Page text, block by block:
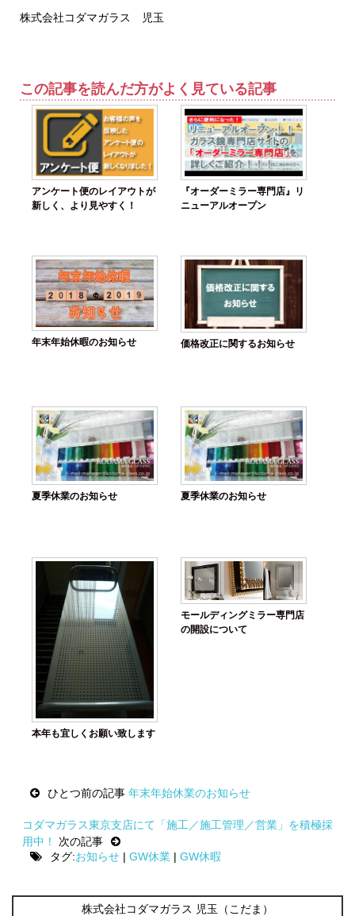
株式会社コダマガラス 児玉
この記事を読んだ方がよく見ている記事
アンケート便のレイアウトが
新しく、より見やすく！
『オーダーミラー専門店』リ
ニューアルオープン
年末年始休暇のお知らせ 価格改正に関するお知らせ
夏季休業のお知らせ 夏季休業のお知らせ
本年も宜しくお願い致します
モールディングミラー専門店
の開設について
navigationひとつ前の記事年末年始休業のお知らせ
コダマガラス東京支店にて「施工／施工管理／営業」を積極採
用中！ 次の記事
タグ:お知らせ| GW休業| GW休暇
株式会社コダマガラス 児玉（こだま）